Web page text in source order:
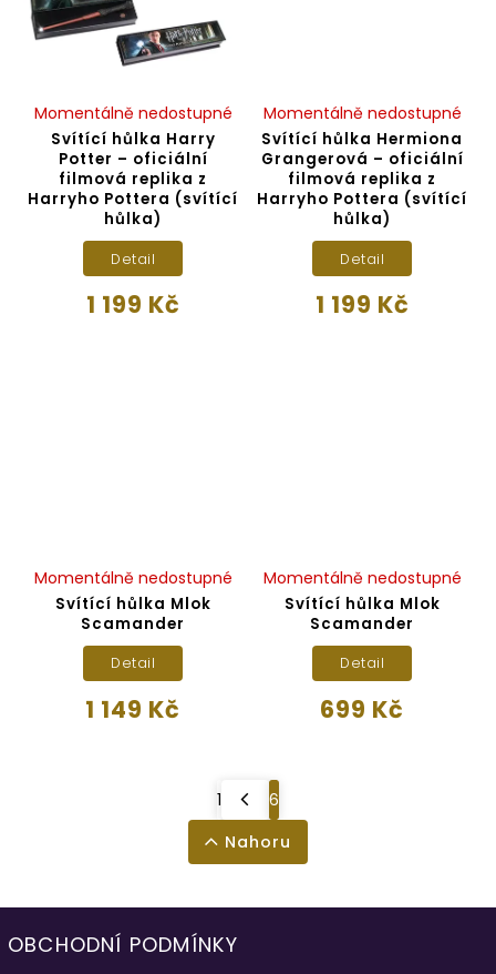
Svítící hůlka Harry
Potter – oficiální
filmová replika z
Harryho Pottera (svítící
hůlka)
Momentálně nedostupné
1 199 Kč
Detail
Svítící hůlka Hermiona
Grangerová – oficiální
filmová replika z
Harryho Pottera (svítící
hůlka)
Momentálně nedostupné
1 199 Kč
Detail
Svítící hůlka Mlok
Scamander
Momentálně nedostupné
1 149 Kč
Detail
Svítící hůlka Mlok
Scamander
Momentálně nedostupné
699 Kč
Detail
1
6
Nahoru
OBCHODNÍ PODMÍNKY